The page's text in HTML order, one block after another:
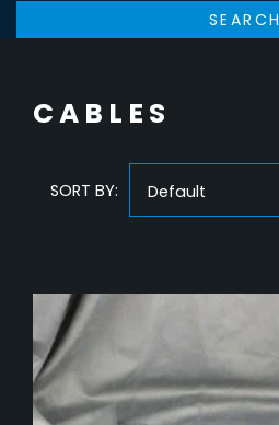
SEARCH
CABLES
SORT BY: Default